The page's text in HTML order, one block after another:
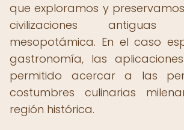
que exploramos y
civilizaciones
mesopotámica. En el caso
gastronomía, las
permitido acercar a las
costumbres culinarias
región histórica.